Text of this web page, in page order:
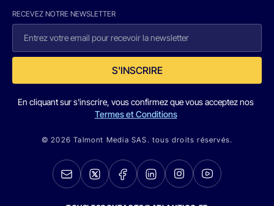
RECEVEZ NOTRE NEWSLETTER
S'INSCRIRE
En cliquant sur s'inscrire, vous confirmez que vous acceptez nos
Termes et Conditions
© 2026 Talmont Media SAS. tous droits réservés.